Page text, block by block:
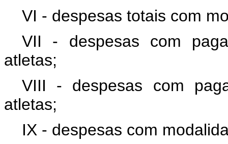
VI - despesas totais com
VII - despesas com
atletas;
VIII - despesas com
atletas;
IX - despesas com